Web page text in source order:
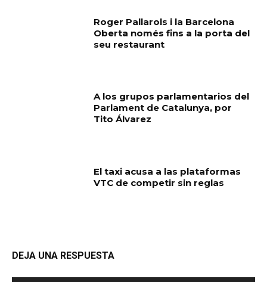
Roger Pallarols i la Barcelona
Oberta només fins a la porta del
seu restaurant
A los grupos parlamentarios del
Parlament de Catalunya, por
Tito Álvarez
El taxi acusa a las plataformas
VTC de competir sin reglas
DEJA UNA RESPUESTA